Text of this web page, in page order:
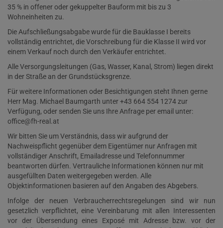
35 % in offener oder gekuppelter Bauform mit bis zu 3
Wohneinheiten zu.
Die Aufschließungsabgabe wurde für die Bauklasse I bereits
vollständig entrichtet, die Vorschreibung für die Klasse II wird vor
einem Verkauf noch durch den Verkäufer entrichtet.
Alle Versorgungsleitungen (Gas, Wasser, Kanal, Strom) liegen direkt
in der Straße an der Grundstücksgrenze.
Für weitere Informationen oder Besichtigungen steht Ihnen gerne
Herr Mag. Michael Baumgarth unter +43 664 554 1274 zur
Verfügung, oder senden Sie uns Ihre Anfrage per email unter:
office@fh-real.at
Wir bitten Sie um Verständnis, dass wir aufgrund der
Nachweispflicht gegenüber dem Eigentümer nur Anfragen mit
vollständiger Anschrift, Emailadresse und Telefonnummer
beantworten dürfen. Vertrauliche Informationen können nur mit
ausgefüllten Daten weitergegeben werden. Alle
Objektinformationen basieren auf den Angaben des Abgebers.
Infolge der neuen Verbraucherrechtsregelungen sind wir nun
gesetzlich verpflichtet, eine Vereinbarung mit allen Interessenten
vor der Übersendung eines Exposé mit Adresse bzw. vor der